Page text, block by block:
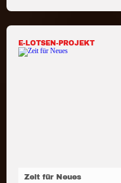
E-LOTSEN-PROJEKT
Zeit für Neues